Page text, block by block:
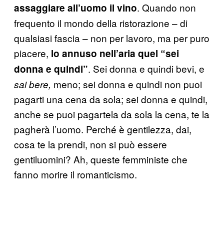
assaggiare all’uomo il vino. Quando non
frequento il mondo della ristorazione – di
qualsiasi fascia – non per lavoro, ma per puro
piacere, lo annuso nell’aria quel “sei
donna e quindi”. Sei donna e quindi bevi, e
sai bere, meno; sei donna e quindi non puoi
pagarti una cena da sola; sei donna e quindi,
anche se puoi pagartela da sola la cena, te la
pagherà l’uomo. Perché è gentilezza, dai,
cosa te la prendi, non si può essere
gentiluomini? Ah, queste femministe che
fanno morire il romanticismo.